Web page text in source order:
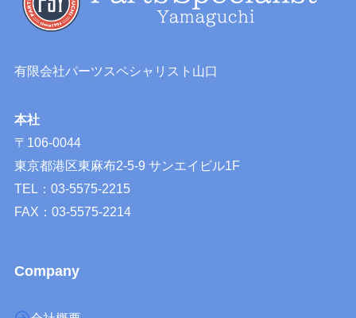
有限会社パーツスペシャリスト山口
本社
〒106-0044
東京都港区東麻布2-5-9 サンエイビル1F
TEL：03-5575-2215
FAX：03-5575-2214
Company